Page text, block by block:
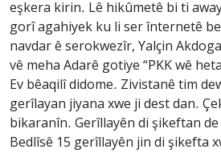
eşkera kirin. Lê hikûmetê bi ti
gorî agahiyek ku li ser înternetê
navdar ê serokwezîr, Yalçin
vê meha Adarê gotiye “PKK wê
Ev bêaqilî didome. Zivistanê tim
gerîlayan jiyana xwe ji dest dan.
bikaranîn. Gerîllayên di şikeftan
Bedlîsê 15 gerîllayên jin di şikefta